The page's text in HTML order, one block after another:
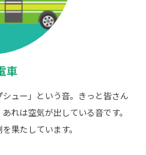
車
ュー」という音。きっと皆さん
れは空気が出している音です。
果たしています。